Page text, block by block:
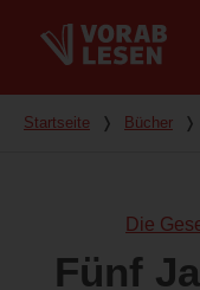
Du bist hier
Startseite ❭ Bücher ❭
Die
Fünf